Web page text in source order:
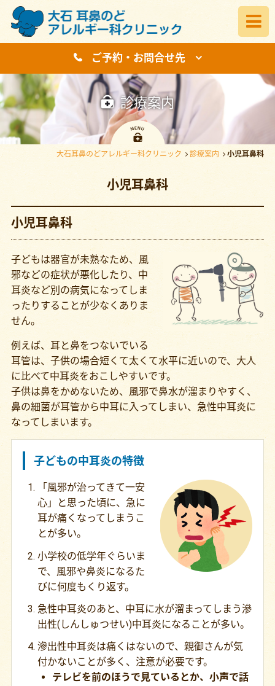
ご予約・お問合せ先
診療案内
大石耳鼻のどアレルギー科クリニック 診療案内 小児耳鼻科
小児耳鼻科
小児耳鼻科
子どもは器官が未熟なため、風
邪などの症状が悪化したり、中
耳炎など別の病気になってしま
ったりすることが少なくありま
せん。
例えば、耳と鼻をつないでいる
耳管は、子供の場合短くて太くて水平に近いので、大人
に比べて中耳炎をおこしやすいです。
子供は鼻をかめないため、風邪で鼻水が溜まりやすく、
鼻の細菌が耳管から中耳に入ってしまい、急性中耳炎に
なってしまいます。
子どもの中耳炎の特徴
「風邪が治ってきて一安
心」と思った頃に、急に
耳が痛くなってしまうこ
とが多い。
小学校の低学年ぐらいま
で、風邪や鼻炎になるた
びに何度もくり返す。
急性中耳炎のあと、中耳に水が溜まってしまう滲
出性(しんしゅつせい)中耳炎になることが多い。
滲出性中耳炎は痛くはないので、親御さんが気
付かないことが多く、注意が必要です。
テレビを前のほうで見ているとか、小声で話